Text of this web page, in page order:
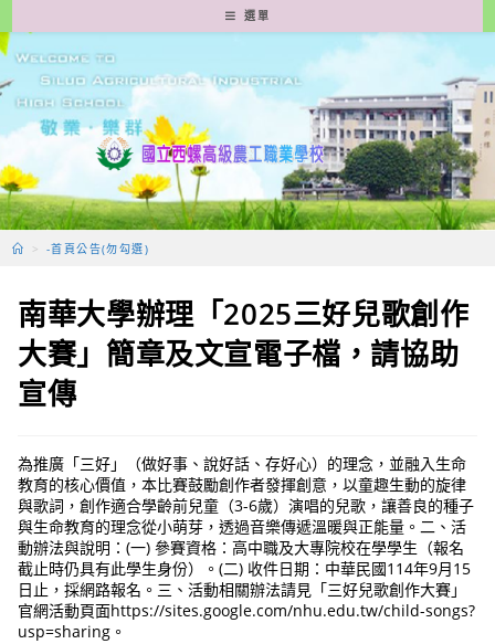
轉
至
要
容
選單
> -首頁公告(勿勾選)
南華大學辦理「2025三好兒歌創作
大賽」簡章及文宣電子檔，請協助
宣傳
為推廣「三好」（做好事、說好話、存好心）的理念，並融入生命
教育的核心價值，本比賽鼓勵創作者發揮創意，以童趣生動的旋律
與歌詞，創作適合學齡前兒童（3-6歲）演唱的兒歌，讓善良的種子
與生命教育的理念從小萌芽，透過音樂傳遞溫暖與正能量。二、活
動辦法與說明：(一) 參賽資格：高中職及大專院校在學學生（報名
截止時仍具有此學生身份）。(二) 收件日期：中華民國114年9月15
日止，採網路報名。三、活動相關辦法請見「三好兒歌創作大賽」
官網活動頁面https://sites.google.com/nhu.edu.tw/child-songs?
usp=sharing。